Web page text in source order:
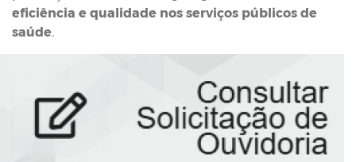
eficiência e qualidade nos serviços públicos de
saúde.